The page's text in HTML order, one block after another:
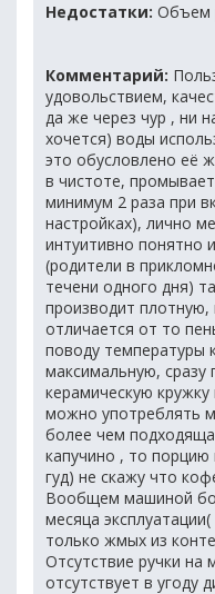
Недостатки: Объем
Комментарий:
удовольствием,
да же через чур , ни
хочется) воды
это обусловлено её
в чистоте,
минимум 2 раза при
настройках), лично
интуитивно понятно
(родители в
течени одного дня)
производит плотную,
отличается от то
поводу температуры
максимальную, сразу
керамическую
можно употреблять
более чем
капучино , то
гуд) не скажу что
Вообщем машиной
месяца
только жмых из
Отсутствие ручки на
отсутствует в угоду